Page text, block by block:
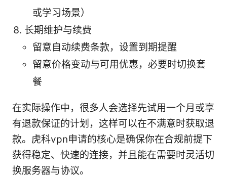
或学习场景）
长期维护与续费
留意自动续费条款，设置到期提醒
留意价格变动与可用优惠，必要时切换套
餐
在实际操作中，很多人会选择先试用一个月或享
有退款保证的计划，这样可以在不满意时获取退
款。虎科vpn申请的核心是确保你在合规前提下
获得稳定、快速的连接，并且能在需要时灵活切
换服务器与协议。